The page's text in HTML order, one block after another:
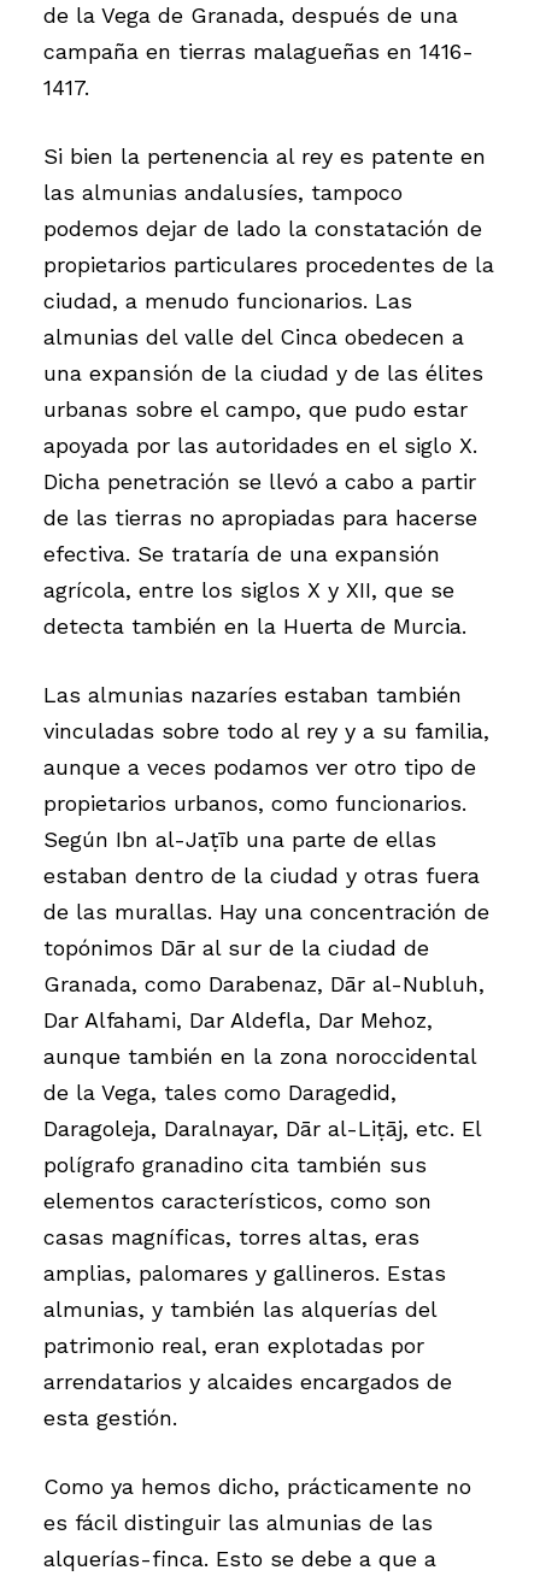
de la Vega de Granada, después de una
campaña en tierras malagueñas en 1416-
1417.
Si bien la pertenencia al rey es patente en
las almunias andalusíes, tampoco
podemos dejar de lado la constatación de
propietarios particulares procedentes de la
ciudad, a menudo funcionarios. Las
almunias del valle del Cinca obedecen a
una expansión de la ciudad y de las élites
urbanas sobre el campo, que pudo estar
apoyada por las autoridades en el siglo X.
Dicha penetración se llevó a cabo a partir
de las tierras no apropiadas para hacerse
efectiva. Se trataría de una expansión
agrícola, entre los siglos X y XII, que se
detecta también en la Huerta de Murcia.
Las almunias nazaríes estaban también
vinculadas sobre todo al rey y a su familia,
aunque a veces podamos ver otro tipo de
propietarios urbanos, como funcionarios.
Según Ibn al-Jaṭīb una parte de ellas
estaban dentro de la ciudad y otras fuera
de las murallas. Hay una concentración de
topónimos Dār al sur de la ciudad de
Granada, como Darabenaz, Dār al-Nubluh,
Dar Alfahami, Dar Aldefla, Dar Mehoz,
aunque también en la zona noroccidental
de la Vega, tales como Daragedid,
Daragoleja, Daralnayar, Dār al-Liṭāj, etc. El
polígrafo granadino cita también sus
elementos característicos, como son
casas magníficas, torres altas, eras
amplias, palomares y gallineros. Estas
almunias, y también las alquerías del
patrimonio real, eran explotadas por
arrendatarios y alcaides encargados de
esta gestión.
Como ya hemos dicho, prácticamente no
es fácil distinguir las almunias de las
alquerías-finca. Esto se debe a que a